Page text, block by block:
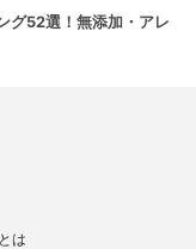
グ52選！無添加・アレ
は